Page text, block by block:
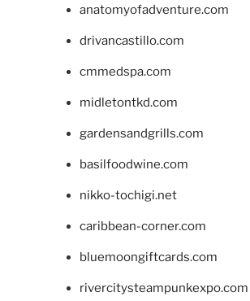
anatomyofadventure.com
drivancastillo.com
cmmedspa.com
midletontkd.com
gardensandgrills.com
basilfoodwine.com
nikko-tochigi.net
caribbean-corner.com
bluemoongiftcards.com
rivercitysteampunkexpo.com